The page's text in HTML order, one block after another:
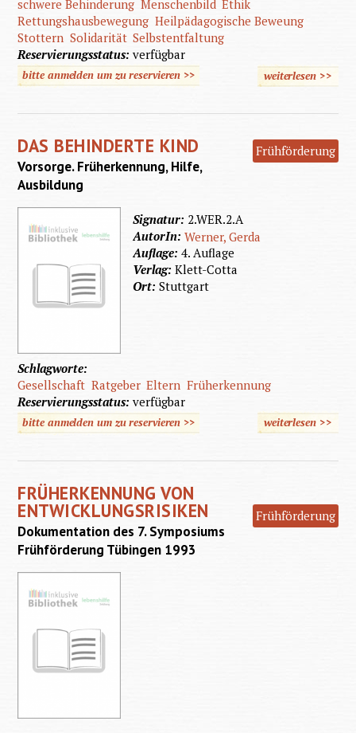
schwere Behinderung Menschenbild Ethik
Rettungshausbewegung Heilpädagogische Beweung
Stottern Solidarität Selbstentfaltung
Reservierungsstatus:verfügbar
bitte anmelden um zu reservieren >> weiterlesen>>
DAS BEHINDERTE KIND Frühförderung
Vorsorge. Früherkennung, Hilfe,
Ausbildung
Signatur: 2.WER.2.A
AutorIn:Werner, Gerda
Auflage:4. Auflage
Verlag:Klett-Cotta
Ort:Stuttgart
Schlagworte:
Gesellschaft Ratgeber Eltern Früherkennung
Reservierungsstatus:verfügbar
bitte anmelden um zu reservieren >> weiterlesen über
>>
FRÜHERKENNUNG VON
ENTWICKLUNGSRISIKEN Frühförderung
Dokumentation des 7. Symposiums
Frühförderung Tübingen 1993